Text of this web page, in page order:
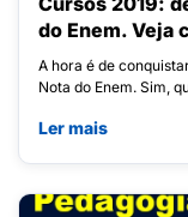
do Enem. Veja
A hora é de
Nota do Enem. Sim,
Ler mais